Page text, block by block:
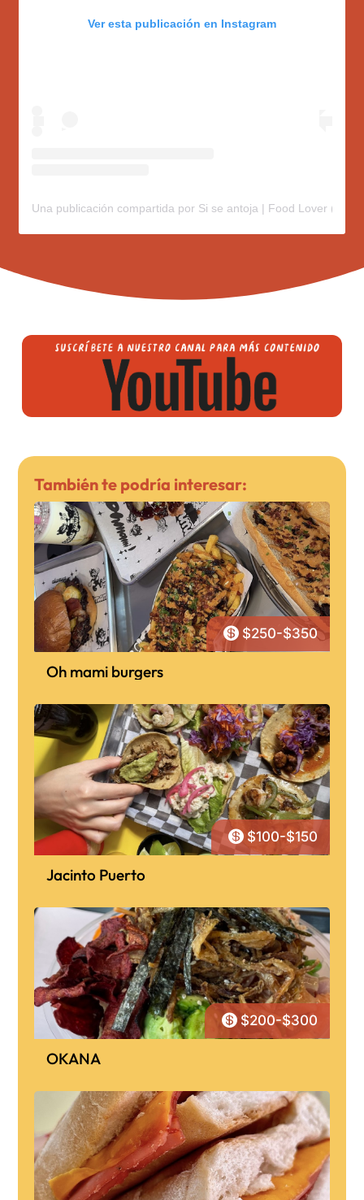
Ver esta publicación en Instagram
Una publicación compartida por Si se antoja | Food Lover
También te podría interesar:
 $250-$350
Oh mami burgers
 $100-$150
Jacinto Puerto
 $200-$300
OKANA